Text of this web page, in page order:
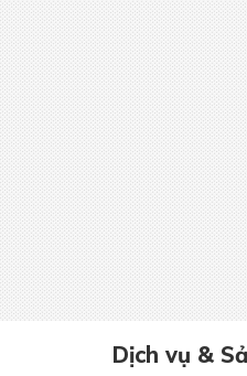
Dịch vụ &